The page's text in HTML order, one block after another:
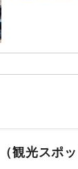
（観光スポッ